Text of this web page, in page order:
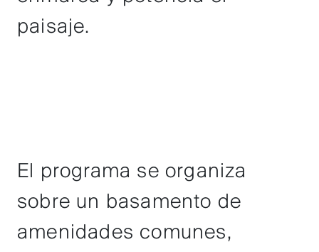
paisaje.
El programa se organiza
sobre un basamento de
amenidades comunes,